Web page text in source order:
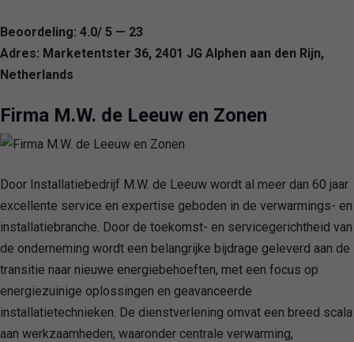
Beoordeling: 4.0/ 5 — 23
Adres: Marketentster 36, 2401 JG Alphen aan den Rijn,
Netherlands
Firma M.W. de Leeuw en Zonen
Door Installatiebedrijf M.W. de Leeuw wordt al meer dan 60 jaar
excellente service en expertise geboden in de verwarmings- en
installatiebranche. Door de toekomst- en servicegerichtheid van
de onderneming wordt een belangrijke bijdrage geleverd aan de
transitie naar nieuwe energiebehoeften, met een focus op
energiezuinige oplossingen en geavanceerde
installatietechnieken. De dienstverlening omvat een breed scala
aan werkzaamheden, waaronder centrale verwarming,